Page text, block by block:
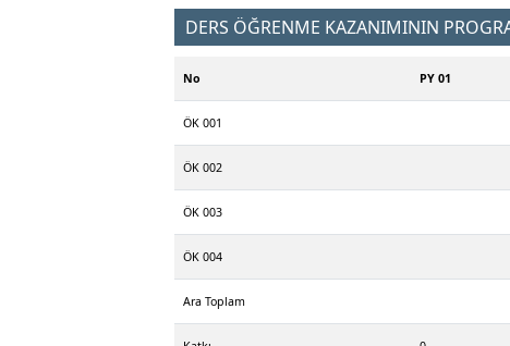
DERS ÖĞRENME KAZANIMININ
No PY 01
ÖK 001
ÖK 002
ÖK 003
ÖK 004
Ara Toplam